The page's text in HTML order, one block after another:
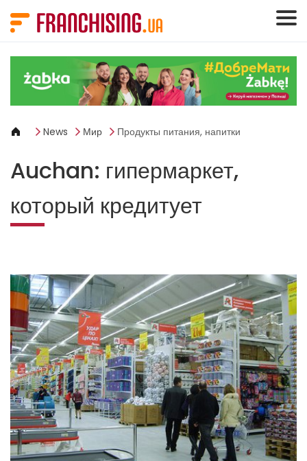
News Мир Продукты питания, напитки
Auchan: гипермаркет,
который кредитует